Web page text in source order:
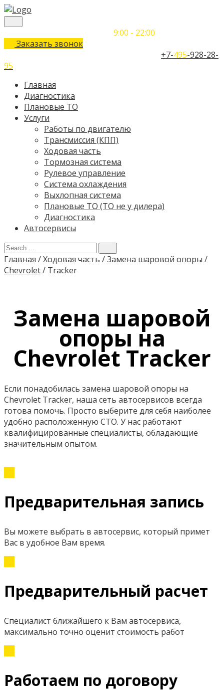
9:00 - 22:00
Заказать звонок
+7-495-928-28-
95
Главная
Диагностика
Плановые ТО
Услуги
Работы по двигателю
Трансмиссия (КПП)
Ходовая часть
Тормозная система
Рулевое управление
Система охлаждения
Выхлопная система
Плановые ТО (ТО не у дилера)
Диагностика
Автосервисы
Главная /Ходовая часть /Замена шаровой опоры /
Chevrolet/ Tracker
Замена шаровой
опоры на
Chevrolet Tracker
Если понадобилась замена шаровой опоры на
Chevrolet Tracker, наша сеть автосервисов всегда
готова помочь. Просто выберите для себя наиболее
удобно расположенную СТО. У нас работают
квалифицированные специалисты, обладающие
значительным опытом.
Предварительная запись
Вы можете выбрать в автосервис, который примет
Вас в удобное Вам время.
Предварительный расчет
Специалист ближайшего к Вам автосервиса,
максимально точно оценит стоимость работ
Работаем по договору